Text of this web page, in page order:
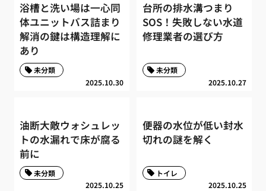
浴槽と洗い場は一心同
体ユニットバス詰まり
解消の鍵は構造理解に
あり
2025.10.30
未分類
台所の排水溝つまり
SOS！失敗しない水道
修理業者の選び方
2025.10.27
未分類
油断大敵ウォシュレッ
トの水漏れで床が腐る
前に
2025.10.25
未分類
便器の水位が低い封水
切れの謎を解く
2025.10.25
トイレ